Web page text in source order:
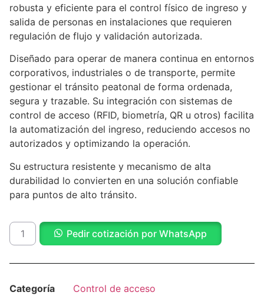
robusta y eficiente para el control físico de ingreso y
salida de personas en instalaciones que requieren
regulación de flujo y validación autorizada.
Diseñado para operar de manera continua en entornos
corporativos, industriales o de transporte, permite
gestionar el tránsito peatonal de forma ordenada,
segura y trazable. Su integración con sistemas de
control de acceso (RFID, biometría, QR u otros) facilita
la automatización del ingreso, reduciendo accesos no
autorizados y optimizando la operación.
Su estructura resistente y mecanismo de alta
durabilidad lo convierten en una solución confiable
para puntos de alto tránsito.
Pedir cotización por WhatsApp
Categoría Control de acceso